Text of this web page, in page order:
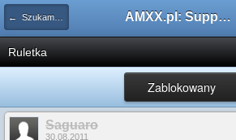
← Szukam pluginu AMXX.pl: Support AMX Mod X i SourceMod
Ruletka
Zablokowany
Saguaro
30.08.2011